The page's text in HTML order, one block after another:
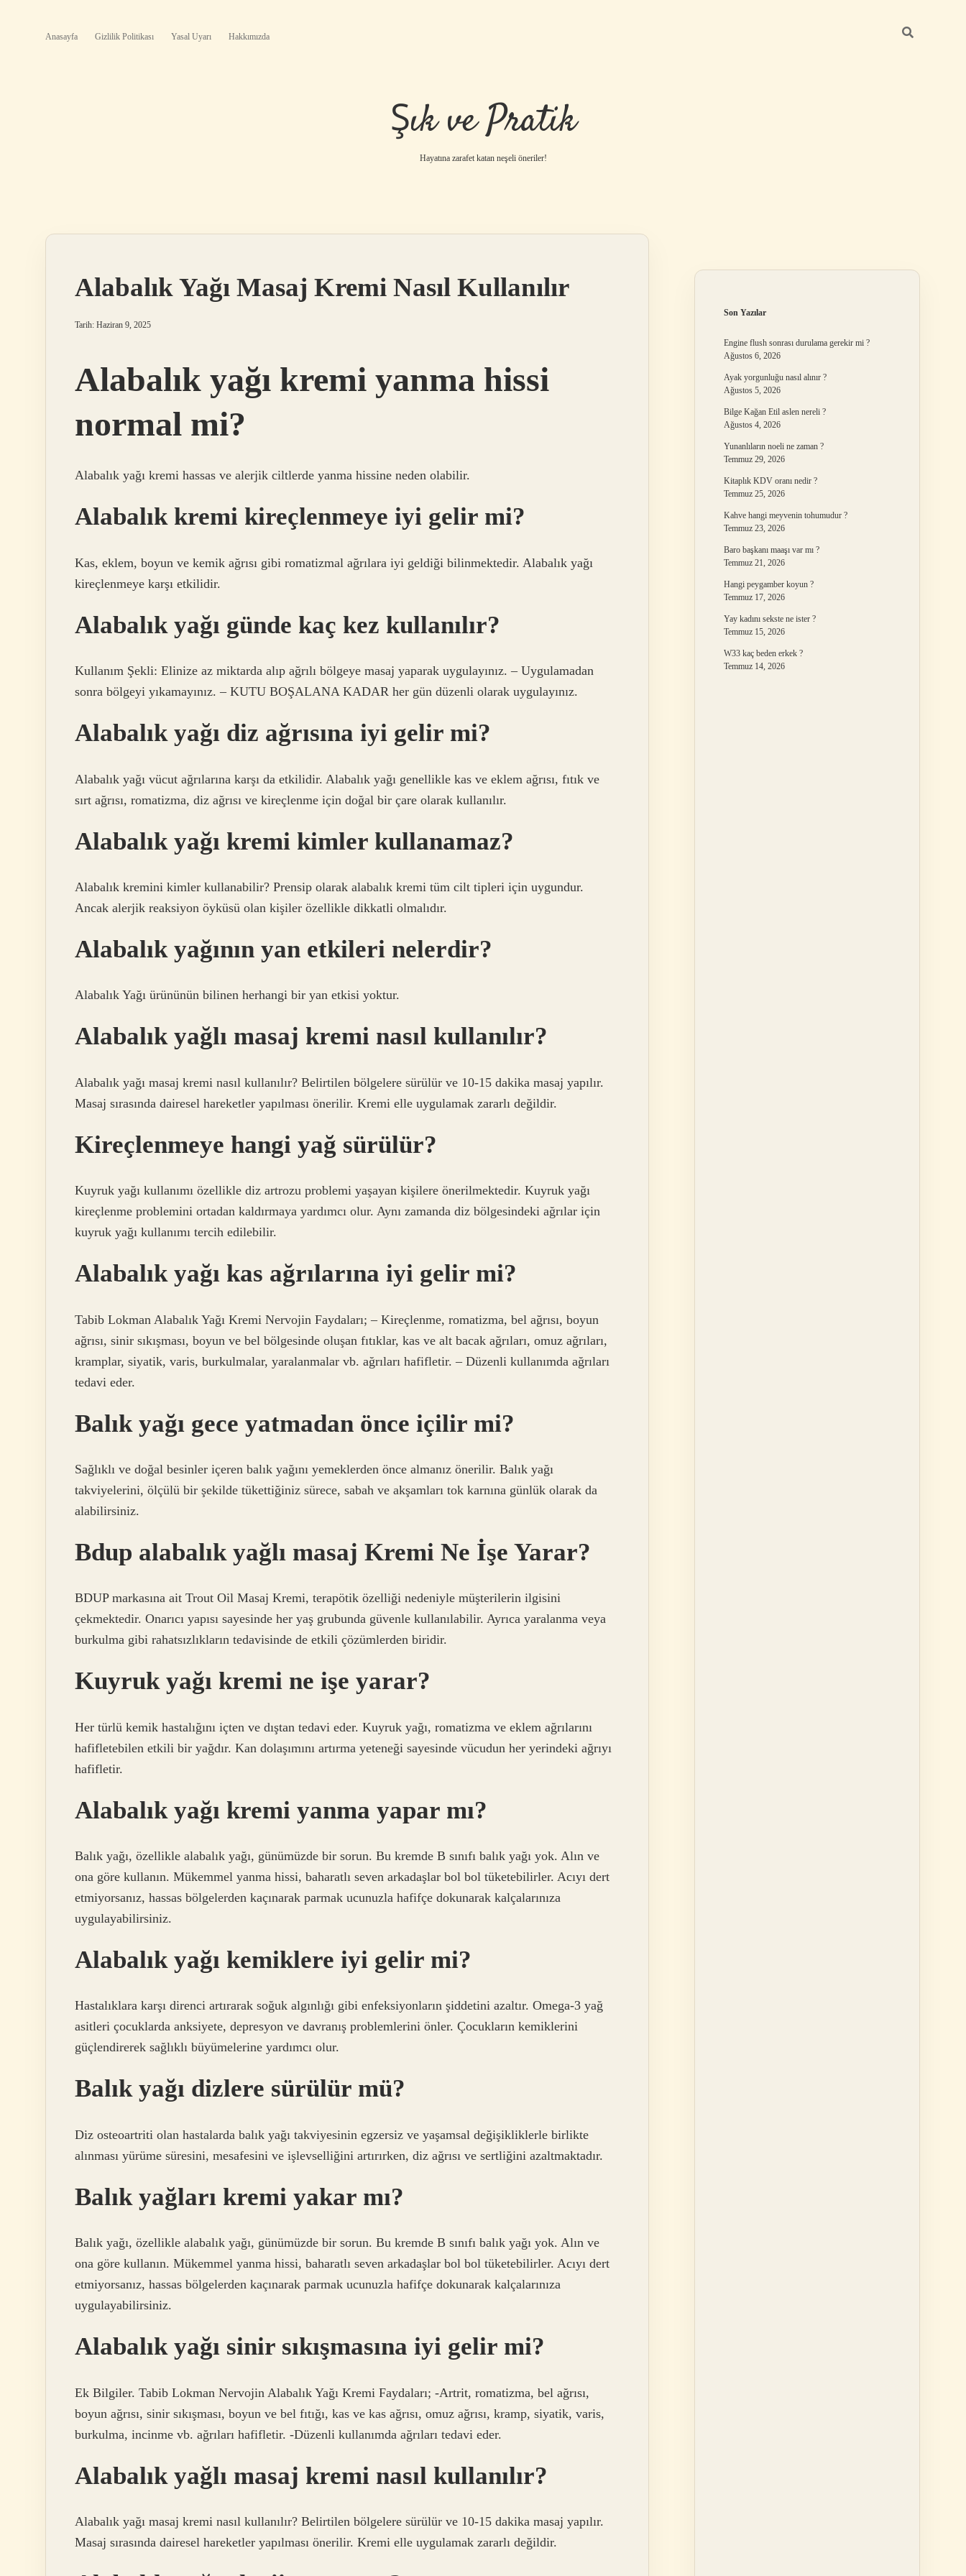
Anasayfa Gizlilik Politikası Yasal Uyarı Hakkımızda
Şık ve Pratik
Hayatına zarafet katan neşeli öneriler!
Alabalık Yağı Masaj Kremi Nasıl Kullanılır
Tarih: Haziran 9, 2025
Alabalık yağı kremi yanma hissi
normal mi?
Alabalık yağı kremi hassas ve alerjik ciltlerde yanma hissine neden olabilir.
Alabalık kremi kireçlenmeye iyi gelir mi?
Kas, eklem, boyun ve kemik ağrısı gibi romatizmal ağrılara iyi geldiği bilinmektedir. Alabalık yağı
kireçlenmeye karşı etkilidir.
Alabalık yağı günde kaç kez kullanılır?
Kullanım Şekli: Elinize az miktarda alıp ağrılı bölgeye masaj yaparak uygulayınız. – Uygulamadan
sonra bölgeyi yıkamayınız. – KUTU BOŞALANA KADAR her gün düzenli olarak uygulayınız.
Alabalık yağı diz ağrısına iyi gelir mi?
Alabalık yağı vücut ağrılarına karşı da etkilidir. Alabalık yağı genellikle kas ve eklem ağrısı, fıtık ve
sırt ağrısı, romatizma, diz ağrısı ve kireçlenme için doğal bir çare olarak kullanılır.
Alabalık yağı kremi kimler kullanamaz?
Alabalık kremini kimler kullanabilir? Prensip olarak alabalık kremi tüm cilt tipleri için uygundur.
Ancak alerjik reaksiyon öyküsü olan kişiler özellikle dikkatli olmalıdır.
Alabalık yağının yan etkileri nelerdir?
Alabalık Yağı ürününün bilinen herhangi bir yan etkisi yoktur.
Alabalık yağlı masaj kremi nasıl kullanılır?
Alabalık yağı masaj kremi nasıl kullanılır? Belirtilen bölgelere sürülür ve 10-15 dakika masaj yapılır.
Masaj sırasında dairesel hareketler yapılması önerilir. Kremi elle uygulamak zararlı değildir.
Kireçlenmeye hangi yağ sürülür?
Kuyruk yağı kullanımı özellikle diz artrozu problemi yaşayan kişilere önerilmektedir. Kuyruk yağı
kireçlenme problemini ortadan kaldırmaya yardımcı olur. Aynı zamanda diz bölgesindeki ağrılar için
kuyruk yağı kullanımı tercih edilebilir.
Alabalık yağı kas ağrılarına iyi gelir mi?
Tabib Lokman Alabalık Yağı Kremi Nervojin Faydaları; – Kireçlenme, romatizma, bel ağrısı, boyun
ağrısı, sinir sıkışması, boyun ve bel bölgesinde oluşan fıtıklar, kas ve alt bacak ağrıları, omuz ağrıları,
kramplar, siyatik, varis, burkulmalar, yaralanmalar vb. ağrıları hafifletir. – Düzenli kullanımda ağrıları
tedavi eder.
Balık yağı gece yatmadan önce içilir mi?
Sağlıklı ve doğal besinler içeren balık yağını yemeklerden önce almanız önerilir. Balık yağı
takviyelerini, ölçülü bir şekilde tükettiğiniz sürece, sabah ve akşamları tok karnına günlük olarak da
alabilirsiniz.
Bdup alabalık yağlı masaj Kremi Ne İşe Yarar?
BDUP markasına ait Trout Oil Masaj Kremi, terapötik özelliği nedeniyle müşterilerin ilgisini
çekmektedir. Onarıcı yapısı sayesinde her yaş grubunda güvenle kullanılabilir. Ayrıca yaralanma veya
burkulma gibi rahatsızlıkların tedavisinde de etkili çözümlerden biridir.
Kuyruk yağı kremi ne işe yarar?
Her türlü kemik hastalığını içten ve dıştan tedavi eder. Kuyruk yağı, romatizma ve eklem ağrılarını
hafifletebilen etkili bir yağdır. Kan dolaşımını artırma yeteneği sayesinde vücudun her yerindeki ağrıyı
hafifletir.
Alabalık yağı kremi yanma yapar mı?
Balık yağı, özellikle alabalık yağı, günümüzde bir sorun. Bu kremde B sınıfı balık yağı yok. Alın ve
ona göre kullanın. Mükemmel yanma hissi, baharatlı seven arkadaşlar bol bol tüketebilirler. Acıyı dert
etmiyorsanız, hassas bölgelerden kaçınarak parmak ucunuzla hafifçe dokunarak kalçalarınıza
uygulayabilirsiniz.
Alabalık yağı kemiklere iyi gelir mi?
Hastalıklara karşı direnci artırarak soğuk algınlığı gibi enfeksiyonların şiddetini azaltır. Omega-3 yağ
asitleri çocuklarda anksiyete, depresyon ve davranış problemlerini önler. Çocukların kemiklerini
güçlendirerek sağlıklı büyümelerine yardımcı olur.
Balık yağı dizlere sürülür mü?
Diz osteoartriti olan hastalarda balık yağı takviyesinin egzersiz ve yaşamsal değişikliklerle birlikte
alınması yürüme süresini, mesafesini ve işlevselliğini artırırken, diz ağrısı ve sertliğini azaltmaktadır.
Balık yağları kremi yakar mı?
Balık yağı, özellikle alabalık yağı, günümüzde bir sorun. Bu kremde B sınıfı balık yağı yok. Alın ve
ona göre kullanın. Mükemmel yanma hissi, baharatlı seven arkadaşlar bol bol tüketebilirler. Acıyı dert
etmiyorsanız, hassas bölgelerden kaçınarak parmak ucunuzla hafifçe dokunarak kalçalarınıza
uygulayabilirsiniz.
Alabalık yağı sinir sıkışmasına iyi gelir mi?
Ek Bilgiler. Tabib Lokman Nervojin Alabalık Yağı Kremi Faydaları; -Artrit, romatizma, bel ağrısı,
boyun ağrısı, sinir sıkışması, boyun ve bel fıtığı, kas ve kas ağrısı, omuz ağrısı, kramp, siyatik, varis,
burkulma, incinme vb. ağrıları hafifletir. -Düzenli kullanımda ağrıları tedavi eder.
Alabalık yağlı masaj kremi nasıl kullanılır?
Alabalık yağı masaj kremi nasıl kullanılır? Belirtilen bölgelere sürülür ve 10-15 dakika masaj yapılır.
Masaj sırasında dairesel hareketler yapılması önerilir. Kremi elle uygulamak zararlı değildir.
Son Yazılar
Engine flush sonrası durulama gerekir mi ?
Ağustos 6, 2026
Ayak yorgunluğu nasıl alınır ?
Ağustos 5, 2026
Bilge Kağan Etil aslen nereli ?
Ağustos 4, 2026
Yunanlıların noeli ne zaman ?
Temmuz 29, 2026
Kitaplık KDV oranı nedir ?
Temmuz 25, 2026
Kahve hangi meyvenin tohumudur ?
Temmuz 23, 2026
Baro başkanı maaşı var mı ?
Temmuz 21, 2026
Hangi peygamber koyun ?
Temmuz 17, 2026
Yay kadını sekste ne ister ?
Temmuz 15, 2026
W33 kaç beden erkek ?
Temmuz 14, 2026